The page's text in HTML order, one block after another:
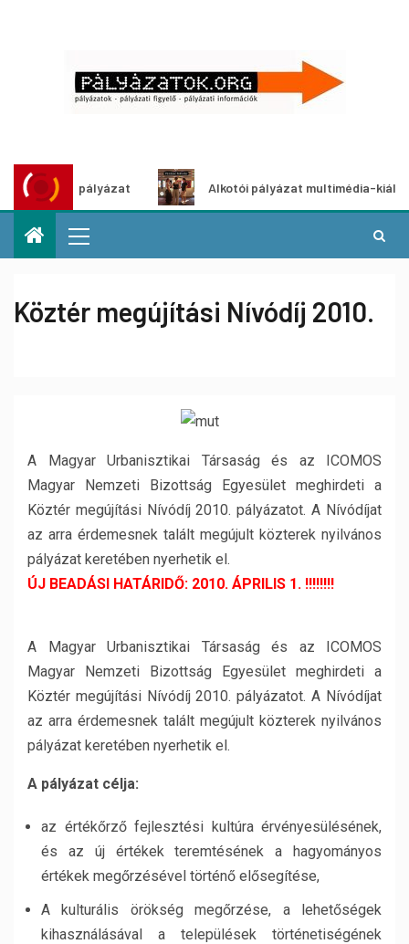
Alkotói pályázat multimédia-kiállításhoz
Köztér megújítási Nívódíj 2010.
A Magyar Urbanisztikai Társaság és az ICOMOS
Magyar Nemzeti Bizottság Egyesület meghirdeti a
Köztér megújítási Nívódíj 2010. pályázatot. A Nívódíjat
az arra érdemesnek talált megújult közterek nyilvános
pályázat ke­re­té­ben nyerhetik el.
ÚJ BEADÁSI HATÁRIDŐ: 2010. ÁPRILIS 1. !!!!!!!!
A Magyar Urbanisztikai Társaság és az ICOMOS
Magyar Nemzeti Bizottság Egyesület meghirdeti a
Köztér megújítási Nívódíj 2010. pályázatot. A Nívódíjat
az arra érdemesnek talált megújult közterek nyilvános
pályázat ke­re­té­ben nyerhetik el.
A pályázat célja:
az értékőrző fejlesztési kultúra érvényesülésének,
és az új értékek teremtésének a hagyományos
értékek megőrzésével történő elősegítése,
A kulturális örökség megőrzése, a lehetőségek
kihasználásával a települések történetiségének